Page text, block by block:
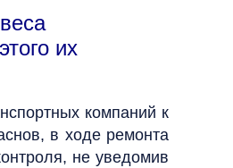
их
компаний к
в ходе ремонта
не уведомив